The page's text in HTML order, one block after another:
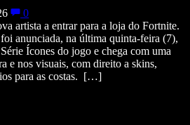
0
artista a entrar para a loja do Fortnite.
anunciada, na última quinta-feira (7),
Ícones do jogo e chega com uma
e nos visuais, com direito a skins,
para as costas. […]